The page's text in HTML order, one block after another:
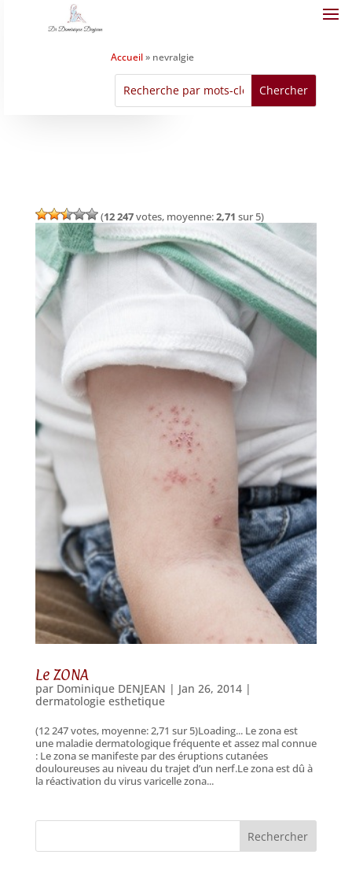
Accueil» nevralgie
(12 247votes, moyenne:2,71 sur 5)
Le ZONA
par Dominique DENJEAN | Jan 26, 2014|
dermatologie esthetique
(12 247 votes, moyenne: 2,71 sur 5)Loading... Le zona est
une maladie dermatologique fréquente et assez mal connue
: Le zona se manifeste par des éruptions cutanées
douloureuses au niveau du trajet d’un nerf.Le zona est dû à
la réactivation du virus varicelle zona...
Rechercher